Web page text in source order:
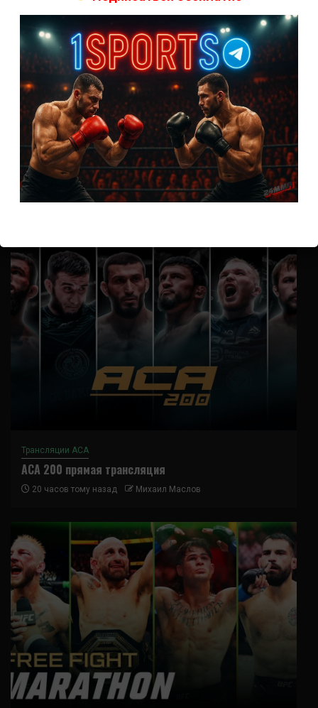
А как смотреть с ноутбука?
Анонимно кРасписание боев UFC
Кусок говна ты, существом даже нельзя ,такое как ты назвать!
АнонимнокКонор МакГрегор
УЧ
АнонимнокРэнди Браун — Николас Далби
не запускается ни один бой, реклама есть, а когда
заканчивается начинается загрузка видео длиною в жизнь.
Исправьте пожалуйста
Трансляции ACA
ACA 200 прямая трансляция
20 часов тому назад Михаил Маслов